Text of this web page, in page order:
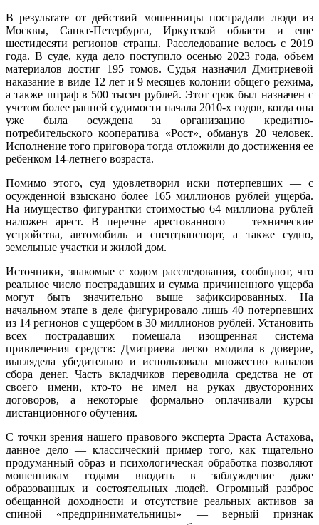
В результате от действий мошенницы пострадали люди из
Москвы, Санкт-Петербурга, Иркутской области и еще
шестидесяти регионов страны. Расследование велось с 2019
года. В суде, куда дело поступило осенью 2023 года, объем
материалов достиг 195 томов. Судья назначил Дмитриевой
наказание в виде 12 лет и 9 месяцев колонии общего режима,
а также штраф в 500 тысяч рублей. Этот срок был назначен с
учетом более ранней судимости начала 2010-х годов, когда она
уже была осуждена за организацию кредитно-
потребительского кооператива «Рост», обманув 20 человек.
Исполнение того приговора тогда отложили до достижения ее
ребенком 14-летнего возраста.
Помимо этого, суд удовлетворил иски потерпевших — с
осужденной взыскано более 165 миллионов рублей ущерба.
На имущество фигурантки стоимостью 64 миллиона рублей
наложен арест. В перечне арестованного — технические
устройства, автомобиль и спецтранспорт, а также судно,
земельные участки и жилой дом.
Источники, знакомые с ходом расследования, сообщают, что
реальное число пострадавших и сумма причиненного ущерба
могут быть значительно выше зафиксированных. На
начальном этапе в деле фигурировало лишь 40 потерпевших
из 14 регионов с ущербом в 30 миллионов рублей. Установить
всех пострадавших помешала изощренная система
привлечения средств: Дмитриева легко входила в доверие,
выглядела убедительно и использовала множество каналов
сбора денег. Часть вкладчиков переводила средства не от
своего имени, кто-то не имел на руках двусторонних
договоров, а некоторые формально оплачивали курсы
дистанционного обучения.
С точки зрения нашего правового эксперта Эраста Астахова,
данное дело — классический пример того, как тщательно
продуманный образ и психологическая обработка позволяют
мошенникам годами вводить в заблуждение даже
образованных и состоятельных людей. Огромный разброс
обещанной доходности и отсутствие реальных активов за
спиной «предпринимательницы» — верный признак